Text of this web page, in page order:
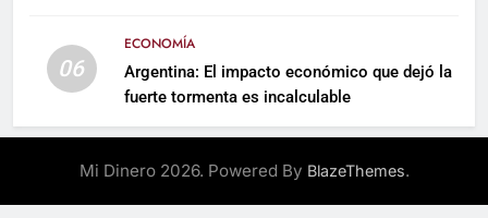
06
ECONOMÍA
Argentina: El impacto económico que dejó la
fuerte tormenta es incalculable
Mi Dinero 2026. Powered By BlazeThemes.